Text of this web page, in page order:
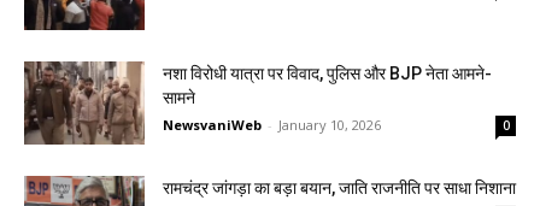
नशा विरोधी यात्रा पर विवाद, पुलिस और BJP नेता आमने-
सामने
NewsvaniWeb - January 10, 2026 0
रामचंद्र जांगड़ा का बड़ा बयान, जाति राजनीति पर साधा निशाना